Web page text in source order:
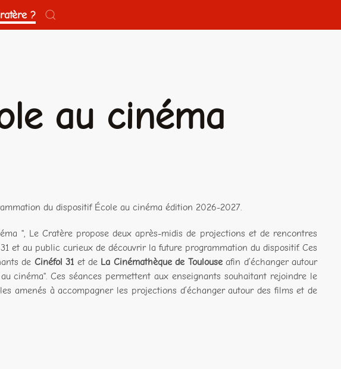
?
au cinéma
du dispositif École au cinéma édition 2026-2027.
", Le Cratère propose deux après-midis de projections et de rencontres
et au public curieux de découvrir la future programmation du dispositif. Ces
de Cinéfol 31 et de La Cinémathèque de Toulouseafin d’échanger autour
cinéma". Ces séances permettent aux enseignants souhaitant rejoindre le
amenés à accompagner les projections d’échanger autour des films et de